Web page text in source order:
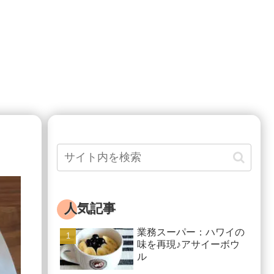
人気記事
業務スーパー：ハワイの
味を再現♪アサイーボウ
ル